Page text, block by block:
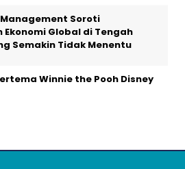
Management Soroti
Ekonomi Global di Tengah
Semakin Tidak Menentu
Winnie the Pooh Disney